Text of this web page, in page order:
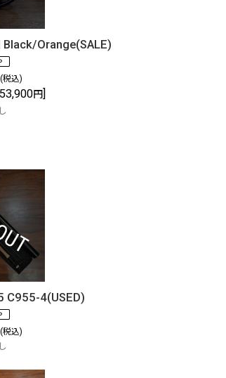
Orange(SALE)
(税込)
53,900円]
4(USED)
(税込)